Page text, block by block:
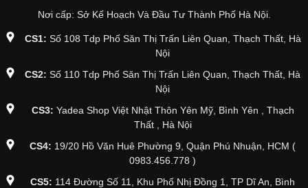
Nơi cấp: Sở Kế Hoạch Và Đầu Tư Thành Phố Hà Nội.
CS1: Số 108 Tdp Phố Săn Thị Trấn Liên Quan, Thạch Thất, Hà
Nội
CS2: Số 110 Tdp Phố Săn Thị Trấn Liên Quan, Thạch Thất, Hà
Nội
CS3: Yadea Shop Việt Nhật Thôn Yên Mỹ, Bình Yên , Thạch
Thất , Hà Nội
CS4: 19/20 Hồ Văn Huê Phường 9, Quận Phú Nhuận, HCM (
0983.456.778 )
CS5: 114 Đường Số 11, Khu Phố Nhị Đồng 1, TP Dĩ An, Bình